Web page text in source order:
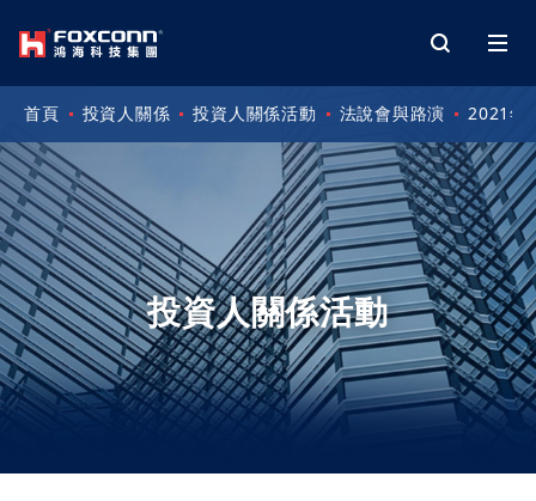
投資人關係活動
首頁 投資人關係 投資人關係活動 法說會與路演 2021年